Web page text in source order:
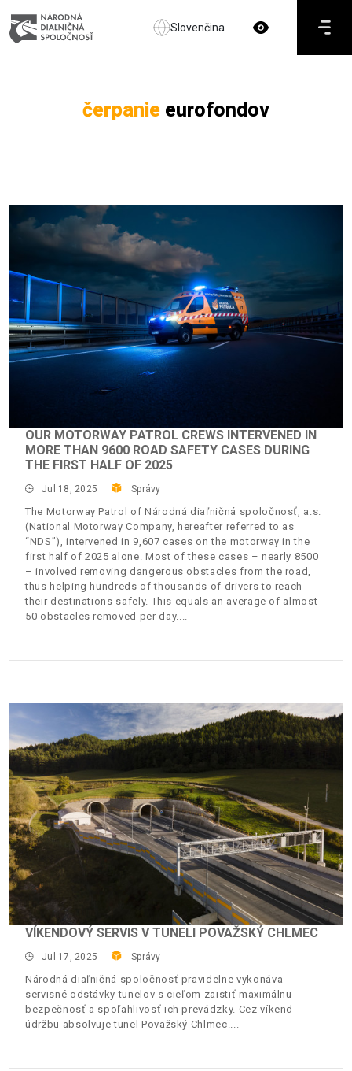
Slovenčina
čerpanie eurofondov
OUR MOTORWAY PATROL CREWS INTERVENED IN
MORE THAN 9600 ROAD SAFETY CASES DURING
THE FIRST HALF OF 2025
Jul 18, 2025 Správy
The Motorway Patrol of Národná diaľničná spoločnosť, a.s.
(National Motorway Company, hereafter referred to as
“NDS”), intervened in 9,607 cases on the motorway in the
first half of 2025 alone. Most of these cases – nearly 8500
– involved removing dangerous obstacles from the road,
thus helping hundreds of thousands of drivers to reach
their destinations safely. This equals an average of almost
50 obstacles removed per day.
VÍKENDOVÝ SERVIS V TUNELI POVAŽSKÝ CHLMEC
Jul 17, 2025 Správy
Národná diaľničná spoločnosť pravidelne vykonáva
servisné odstávky tunelov s cieľom zaistiť maximálnu
bezpečnosť a spoľahlivosť ich prevádzky. Cez víkend
údržbu absolvuje tunel Považský Chlmec.